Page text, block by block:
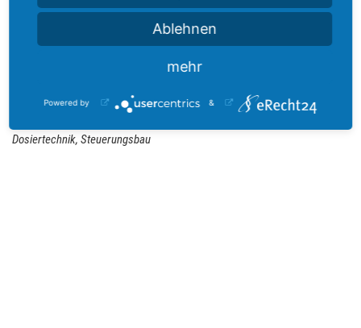
73560 Böbingen/Rems
Dosiertechnik, Steuerungsbau
Ablehnen
mehr
Powered by &